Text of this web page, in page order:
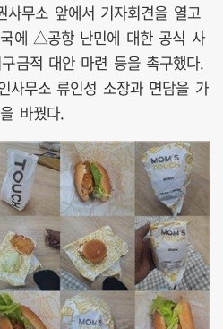
사무소 앞에서 기자회견을 열고
에 △공항 난민에 대한 공식 사
금적 대안 마련 등을 촉구했다.
사무소 류인성 소장과 면담을 가
바꿨다.